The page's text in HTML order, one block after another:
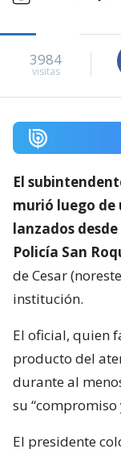
3984
visitas
El
murió luego de
lanzados
Policía San
de Cesar
institución.
El oficial, quien
producto del
durante al
su “compromiso
El presidente